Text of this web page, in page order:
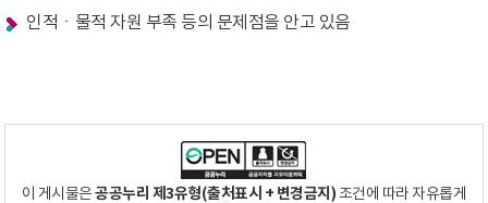
인적ㆍ물적 자원 부족 등의 문제점을 안고 있음
이 게시물은공공누리 제3유형(출처표시 + 변경금지)조건에 따라 자유롭게